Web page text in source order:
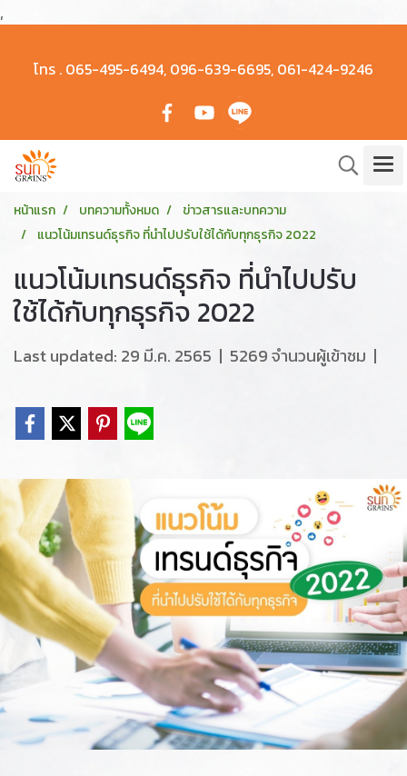
,
โทร . 065-495-6494, 096-639-6695, 061-424-9246
หน้าแรก บทความทั้งหมด
ข่าวสารและบทความ
แนวโน้มเทรนด์ธุรกิจ ที่นำไปปรับใช้ได้กับทุกธุรกิจ 2022
แนวโน้มเทรนด์ธุรกิจ ที่นำไปปรับ
ใช้ได้กับทุกธุรกิจ 2022
Last updated: 29 มี.ค. 2565 | 5269 จำนวนผู้เข้าชม |